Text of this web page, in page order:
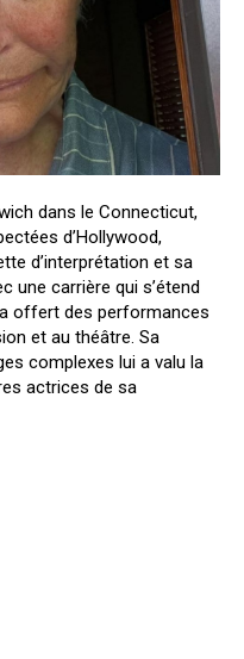
dans le Connecticut,
d’Hollywood,
d’interprétation et sa
une carrière qui s’étend
offert des performances
et au théâtre. Sa
complexes lui a valu la
actrices de sa